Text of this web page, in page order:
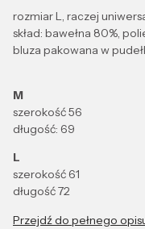
rozmiar L, raczej
skład: bawełna 80%,
bluza pakowana w
M
szerokość 56
długość: 69
L
szerokość 61
długość 72
Przejdź do pełnego